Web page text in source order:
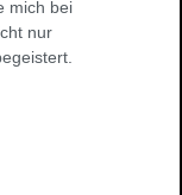
mich bei
nur